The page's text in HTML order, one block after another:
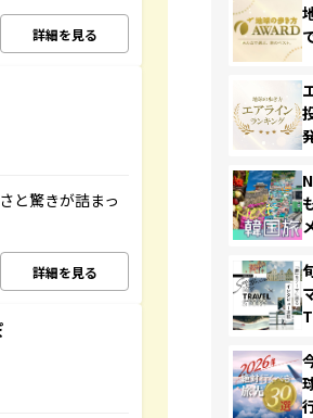
詳細を見る
と驚きが詰まっ
詳細を見る